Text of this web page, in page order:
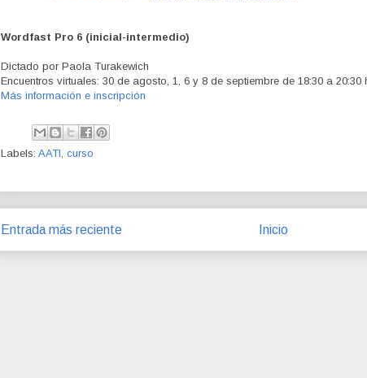
Wordfast Pro 6 (inicial-intermedio)
Dictado por Paola Turakewich
Encuentros virtuales: 30 de agosto, 1, 6 y 8 de septiembre de 18:30 a 20:30
Más información e inscripción
Labels: AATI curso
Entrada más reciente Inicio